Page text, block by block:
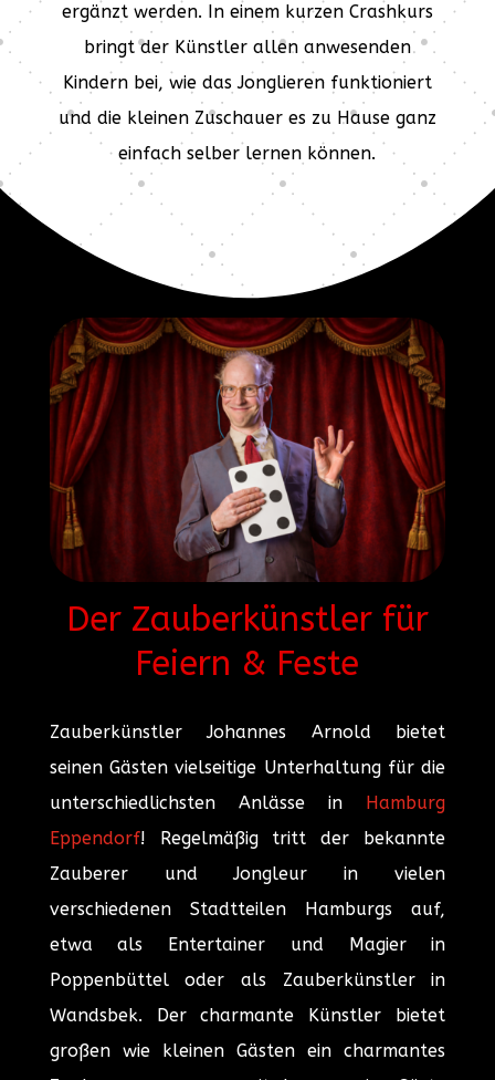
ergänzt werden. In einem kurzen Crashkurs
bringt der Künstler allen anwesenden
Kindern bei, wie das Jonglieren funktioniert
und die kleinen Zuschauer es zu Hause ganz
einfach selber lernen können.
Der Zauberkünstler für
Feiern & Feste
Zauberkünstler Johannes Arnold bietet
seinen Gästen vielseitige Unterhaltung für die
unterschiedlichsten Anlässe in Hamburg
Eppendorf! Regelmäßig tritt der bekannte
Zauberer und Jongleur in vielen
verschiedenen Stadtteilen Hamburgs auf,
etwa als Entertainer und Magier in
Poppenbüttel oder als Zauberkünstler in
Wandsbek. Der charmante Künstler bietet
großen wie kleinen Gästen ein charmantes